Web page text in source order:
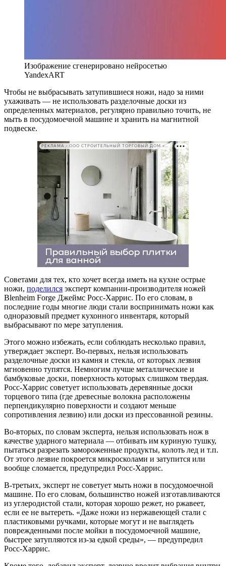
Изображение сгенерировано нейросетью
YandexART
Чтобы не выбрасывать затупившиеся ножи, надо за ними
ухаживать — не использовать разделочные доски из
определенных материалов, регулярно правильно точить, не
мыть в посудомоечной машине и хранить на магнитной
подвеске.
РЕКЛАМА • ООО СТРОИТЕЛЬНЫЙ ТОРГОВЫЙ ДОМ «ПЕТРОВИЧ». ИНН: 7802348846
Советами для тех, кто хочет всегда иметь на кухне острые
ножи, поделился эксперт компании-производителя ножей
Blenheim Forge Джеймс Росс-Харрис. По его словам, в
последние годы многие люди стали воспринимать ножи как
одноразовый предмет кухонного инвентаря, который
выбрасывают по мере затупления.
Этого можно избежать, если соблюдать несколько правил,
утверждает эксперт. Во-первых, нельзя использовать
разделочные доски из камня и стекла, от которых лезвия
мгновенно тупятся. Немногим лучше металлические и
бамбуковые доски, поверхность которых слишком твердая.
Росс-Харрис советует использовать деревянные доски
торцевого типа (где древесные волокна расположены
перпендикулярно поверхности и создают меньше
сопротивления лезвию) или доски из прессованной резины.
Во-вторых, по словам эксперта, нельзя использовать нож в
качестве ударного материала — отбивать им куриную тушку,
пытаться разрезать замороженные продукты, колоть лед и т.п.
От этого лезвие покроется микросколами и затупится или
вообще сломается, предупредил Росс-Харрис.
В-третьих, эксперт не советует мыть ножи в посудомоечной
машине. По его словам, большинство ножей изготавливаются
из углеродистой стали, которая хорошо режет, но ржавеет,
если ее не вытереть. «Даже ножи из нержавеющей стали с
пластиковыми ручками, которые могут и не выглядеть
поврежденными после мойки в посудомоечной машине,
быстрее затупляются из-за едкой среды», — предупредил
Росс-Харрис.